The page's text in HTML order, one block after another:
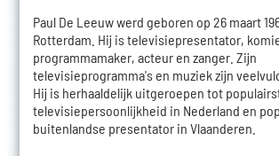
Paul De Leeuw werd geboren op 26 maart
Rotterdam. Hij is televisiepresentator,
programmamaker, acteur en zanger. Zijn
televisieprogramma's en muziek zijn
Hij is herhaaldelijk uitgeroepen tot
televisiepersoonlijkheid in Nederland en
buitenlandse presentator in Vlaanderen.